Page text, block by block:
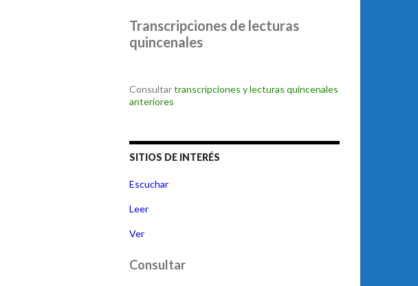
Transcripciones de lecturas
quincenales
Consultartranscripciones y lecturas quincenales
anteriores
SITIOS DE INTERÉS
Escuchar
Leer
Ver
Consultar